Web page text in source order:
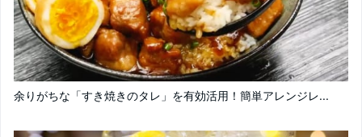
余りがちな「すき焼きのタレ」を有効活用！簡単アレンジレ...